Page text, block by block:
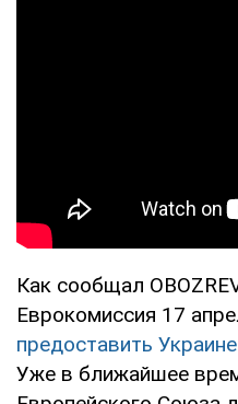
Как сообщал
Еврокомиссия 17
предоставить
Уже в ближайшее